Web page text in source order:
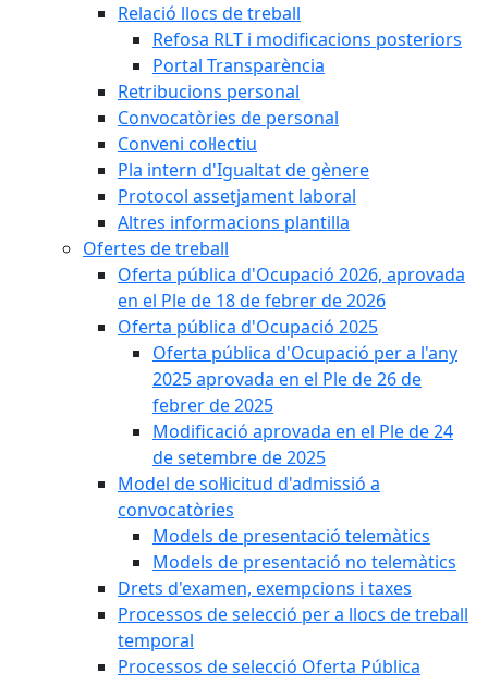
Relació llocs de treball
Refosa RLT i modificacions posteriors
Portal Transparència
Retribucions personal
Convocatòries de personal
Conveni col·lectiu
Pla intern d'Igualtat de gènere
Protocol assetjament laboral
Altres informacions plantilla
Ofertes de treball
Oferta pública d'Ocupació 2026, aprovada
en el Ple de 18 de febrer de 2026
Oferta pública d'Ocupació 2025
Oferta pública d'Ocupació per a l'any
2025 aprovada en el Ple de 26 de
febrer de 2025
Modificació aprovada en el Ple de 24
de setembre de 2025
Model de sol·licitud d'admissió a
convocatòries
Models de presentació telemàtics
Models de presentació no telemàtics
Drets d'examen, exempcions i taxes
Processos de selecció per a llocs de treball
temporal
Processos de selecció Oferta Pública